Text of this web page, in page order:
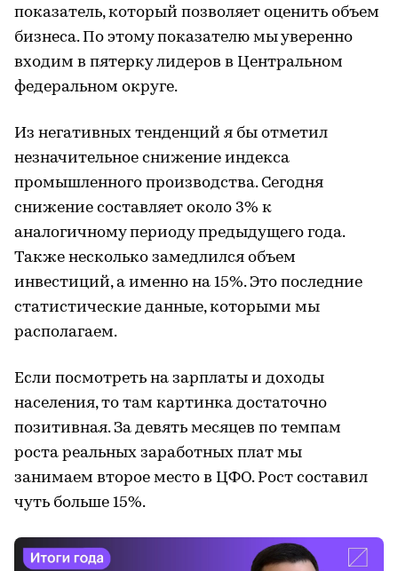
показатель, который позволяет оценить объем
бизнеса. По этому показателю мы уверенно
входим в пятерку лидеров в Центральном
федеральном округе.
Из негативных тенденций я бы отметил
незначительное снижение индекса
промышленного производства. Сегодня
снижение составляет около 3% к
аналогичному периоду предыдущего года.
Также несколько замедлился объем
инвестиций, а именно на 15%. Это последние
статистические данные, которыми мы
располагаем.
Если посмотреть на зарплаты и доходы
населения, то там картинка достаточно
позитивная. За девять месяцев по темпам
роста реальных заработных плат мы
занимаем второе место в ЦФО. Рост составил
чуть больше 15%.